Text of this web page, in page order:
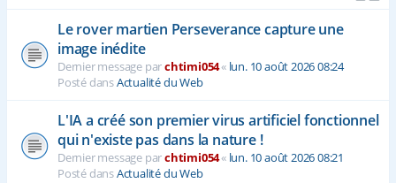
Le rover martien Perseverance capture une
image inédite
Dernier message parchtimi054« lun. 10 août 2026 08:24
Posté dansActualité du Web
L'IA a créé son premier virus artificiel fonctionnel
qui n'existe pas dans la nature !
Dernier message parchtimi054« lun. 10 août 2026 08:21
Posté dansActualité du Web